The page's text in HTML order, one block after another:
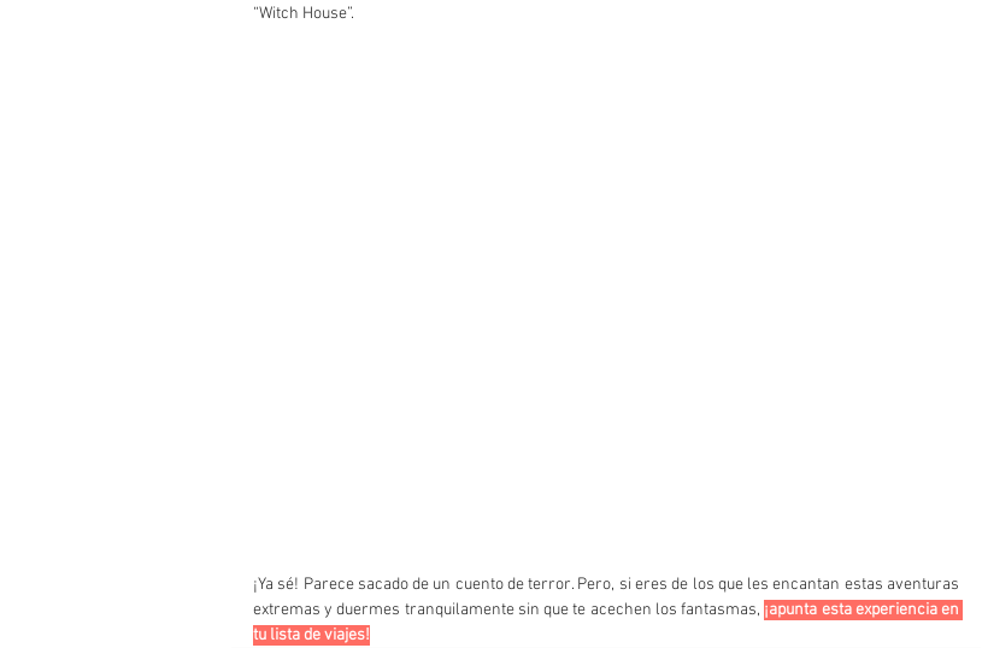
“Witch House”.
¡Ya sé! Parece sacado de un cuento de terror. Pero, si eres de los que les encantan estas aventuras
extremas y duermes tranquilamente sin que te acechen los fantasmas, ¡apunta esta experiencia en
tu lista de viajes!